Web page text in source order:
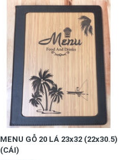
MENU GỖ 20 LÁ 23x32 (22x30.5)
(CÁI)